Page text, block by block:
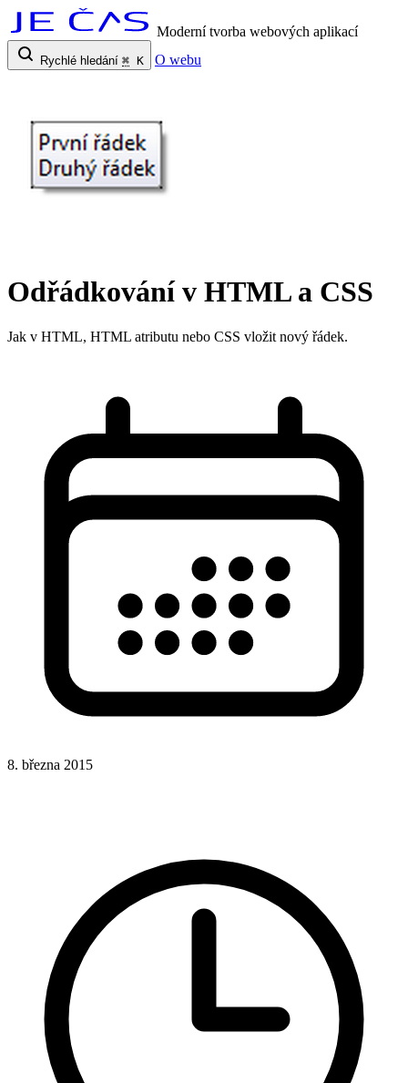
Moderní tvorba webových aplikací
Rychlé hledání ⌘ K O webu
Odřádkování v HTML a CSS
Jak v HTML, HTML atributu nebo CSS vložit nový řádek.
8. března 2015